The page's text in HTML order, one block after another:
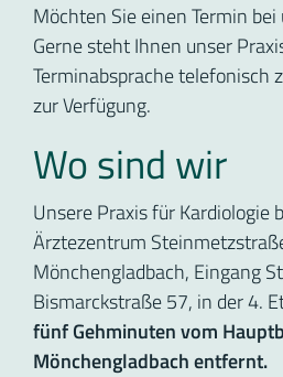
Möchten Sie einen Termin
Gerne steht Ihnen unser
Terminabsprache telefonisch
zur Verfügung.
Wo sind wir
Unsere Praxis für Kardiologie
Ärztezentrum
Mönchengladbach, Eingang
Bismarckstraße 57, in der 4.
fünf Gehminuten vom
Mönchengladbach entfernt.